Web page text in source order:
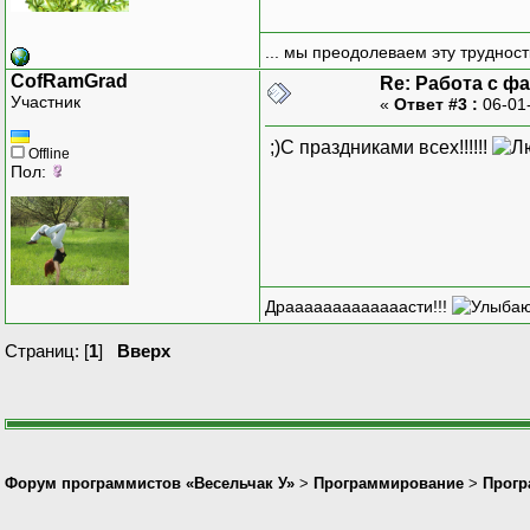
,,"Вхідні
,,"Вхідні
,,"Вхідні
,,"Вхідні
,,"Вихідні
то, что я заношу в
Контракт №
... мы преодолеваем эту
CofRamGrad
Участник
Offline
Пол:
Re: Работа с
« Ответ #3 : 06-
;)С праздниками всех!!!!!!
Драаааааааааааасти!!!
Страниц: [1] Вверх
Форум программистов «Весельчак У» > Программирование >